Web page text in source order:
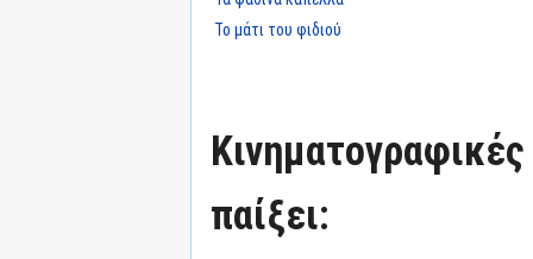
Το μάτι του φιδιού
Κινηματογραφικές
παίξει: